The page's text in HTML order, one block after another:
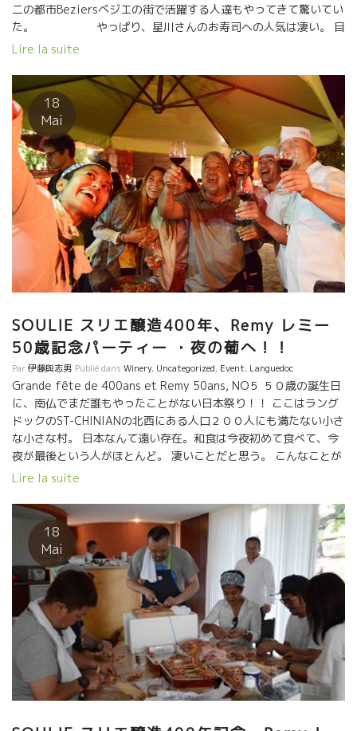
二の都市Beziersベジエの街で活躍する人達もやってきて驚いてい
た。 やっぱり、星川さんのお寿司への人気は凄い。 目
の前でドンドン握られていく手捌きに見とれるフランス人。
焼き鳥のこの魔法の煙の香りには誰も抵抗できない。
色んなもののブレンドで絶妙な和の味覚バランス
Lire la suite
18
Mai
SOULIE スリエ醸造400年、Remy レミー
50歳記念パーティー ・夜の葡へ！！
Par伊藤與志男 Publié dans Winery, Uncategorized, Event, Languedoc
Grande fête de 400ans et Remy 50ans, NO５ ５０歳の誕生日
に、南仏でまだ誰もやったことがない日本祭り！！ ここはラング
ドックのST-CHINIANの北西にある人口２００人にも満たない小さ
な小さな村。 日本なんて遠い存在。和食は今夜初めて食べて、今
夜が最後という人がほとんど。 凄いことだと思う。 こんなことが
できるのは、大阪の小松屋さんしかないでしょう。 損得ではない
喜び！！ …. …. ….
Lire la suite
18
Mai